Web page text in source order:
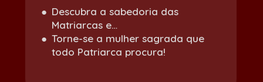
Descubra a sabedoria das
Matriarcas e…
Torne-se a mulher sagrada que
todo Patriarca procura!